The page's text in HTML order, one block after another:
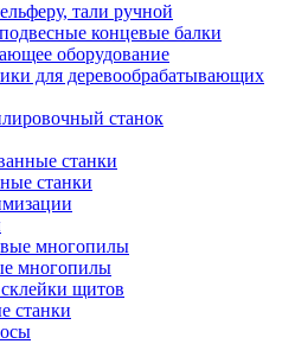
тали ручной
концевые балки
оборудование
для деревообрабатывающих
станок
станки
станки
многопилы
многопилы
щитов
станки